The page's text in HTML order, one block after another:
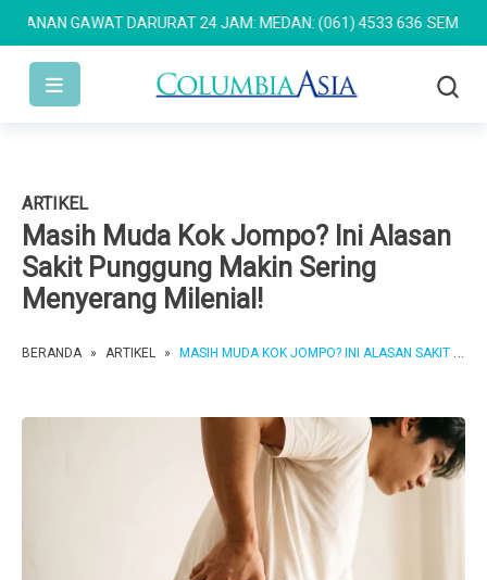
GAWAT DARURAT 24 JAM: MEDAN: (061) 4533 636
ARTIKEL
Masih Muda Kok Jompo? Ini Alasan
Sakit Punggung Makin Sering
Menyerang Milenial!
BERANDA » ARTIKEL » MASIH MUDA KOK JOMPO? INI ALASAN SAKIT PUNGGUNG MAKIN SERING MENYERANG MILENIAL!